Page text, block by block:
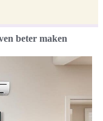
beter maken